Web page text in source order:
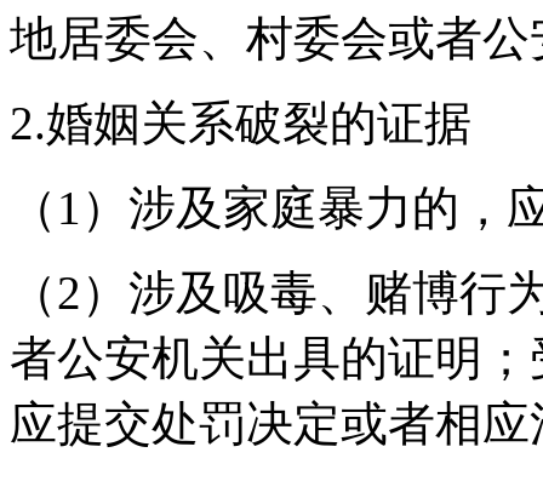
地居委会、村委会或者
2.婚姻关系破裂的证据
（1）涉及家庭暴力的
（2）涉及吸毒、赌博
者公安机关出具的证明
应提交处罚决定或者相